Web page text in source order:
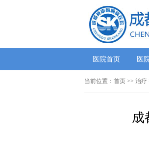
医院首页 医
当前位置： 首页 >> 治疗
成